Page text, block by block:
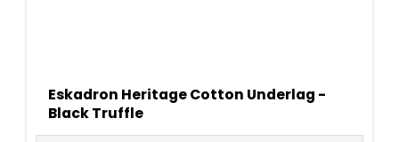
Eskadron Heritage Cotton Underlag -
Black Truffle